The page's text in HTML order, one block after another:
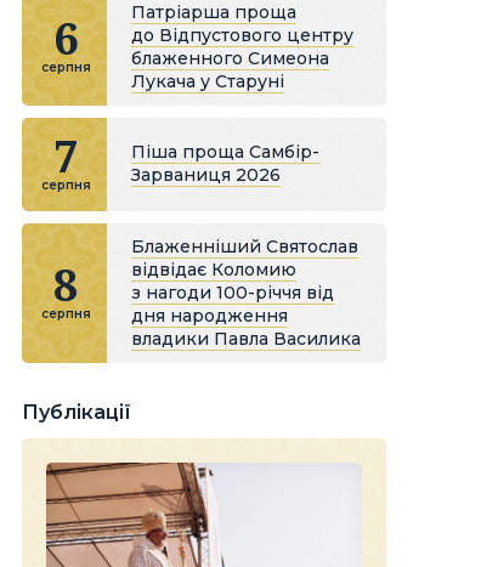
6
серпня
Патріарша проща
до Відпустового центру
блаженного Симеона
Лукача у Старуні
7
серпня
Піша проща Самбір-
Зарваниця 2026
8
серпня
Блаженніший Святослав
відвідає Коломию
з нагоди 100-річчя від
дня народження
владики Павла Василика
Публікації